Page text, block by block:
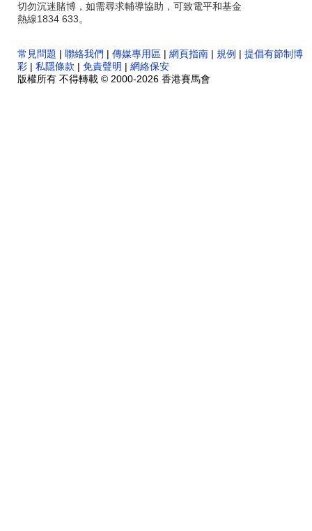
切勿沉迷賭博，如需尋求輔導協助，可致電平和基金
熱線1834 633。
常見問題 | 聯絡我們 | 傳媒專用區 | 網頁指南 | 規例 | 提倡有節制博
彩 | 私隱條款 | 免責聲明 | 網絡保安
版權所有 不得轉載 © 2000-2026 香港賽馬會